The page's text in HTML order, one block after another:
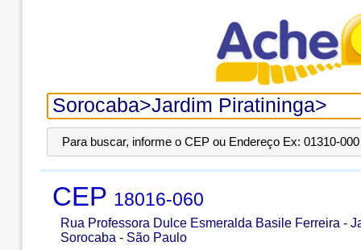
Para buscar, informe o CEP ou Endereço Ex: 01310-
CEP 18016-060
Rua Professora Dulce Esmeralda Basile Ferreira -
Sorocaba - São Paulo